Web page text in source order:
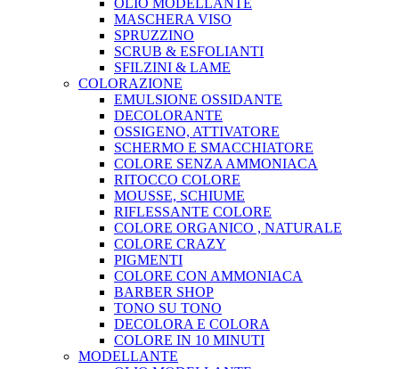
OLIO MODELLANTE
MASCHERA VISO
SPRUZZINO
SCRUB & ESFOLIANTI
SFILZINI & LAME
COLORAZIONE
EMULSIONE OSSIDANTE
DECOLORANTE
OSSIGENO, ATTIVATORE
SCHERMO E SMACCHIATORE
COLORE SENZA AMMONIACA
RITOCCO COLORE
MOUSSE, SCHIUME
RIFLESSANTE COLORE
COLORE ORGANICO , NATURALE
COLORE CRAZY
PIGMENTI
COLORE CON AMMONIACA
BARBER SHOP
TONO SU TONO
DECOLORA E COLORA
COLORE IN 10 MINUTI
MODELLANTE